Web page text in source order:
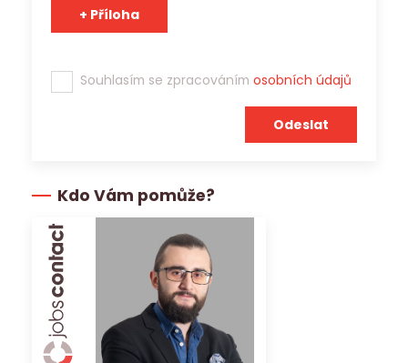
Souhlasím se zpracováním osobních údajů
Kdo Vám pomůže?